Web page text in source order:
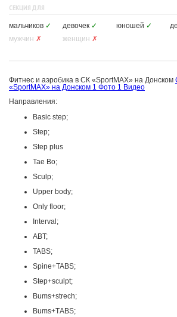
СЕКЦИЯ ДЛЯ
мальчиков ✓ девочек ✓ юношей ✓
мужчин ✗ женщин ✗
Фитнес и аэробика в СК «SportMAX» на Донском
«SportMAX» на Донском 1 Фото 1 Видео
Направления:
Basic step;
Step;
Step plus
Tae Bo;
Sculp;
Upper body;
Only floor;
Interval;
ABT;
TABS;
Spine+TABS;
Step+sculpt;
Bums+strech;
Bums+ТABS;